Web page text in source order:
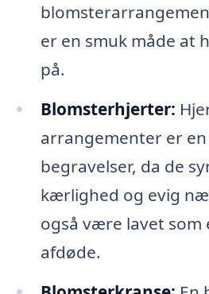
er en smuk måde at
på.
Blomsterhjerter:
arrangementer er
begravelser, da de
kærlighed og evig
også være lavet
afdøde.